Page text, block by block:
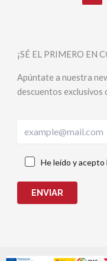
¡SÉ EL PRIMERO EN
Apúntate a nuestra
descuentos exclusivos
He leído y
ENVIAR